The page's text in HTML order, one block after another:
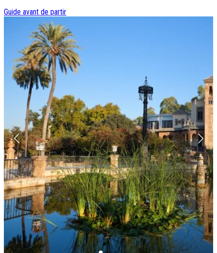
Types de voyage
Circuits accompagnés
Circuits en petit groupe
Circuits en train
Séjours balnéaires
Séjours avec excursions
Week-ends & courts séjours
Itinéraires au volant
Croisières
Tableaux du Sud
Découvrir Donatello
Qui sommes-nous ?
Notre histoire
Pourquoi voyager avec nous ?
Tourisme responsable
Nos brochures
Contactez-nous
Satisfaction client
Rejoignez-nous
Guide avant de partir